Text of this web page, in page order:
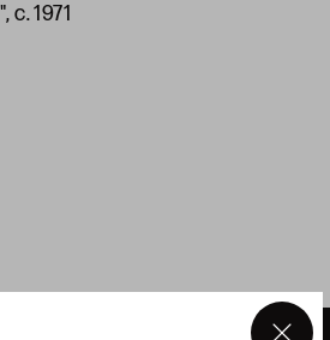
"Return, O Shulamite", c. 1971